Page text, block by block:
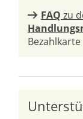
FAQ zu
Bezahlkarte